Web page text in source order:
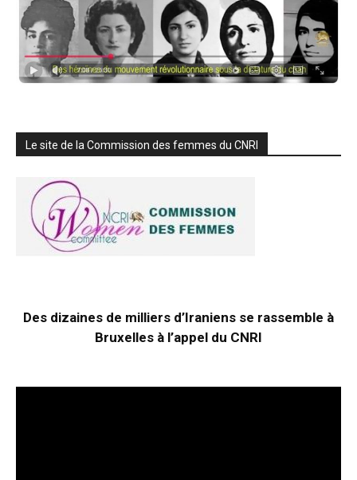
Le site de la Commission des femmes du CNRI
Des dizaines de milliers d’Iraniens se rassemble à
Bruxelles à l’appel du CNRI